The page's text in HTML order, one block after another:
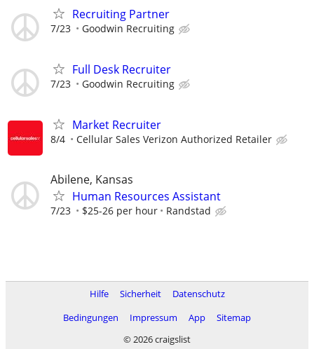
Recruiting Partner
7/23 Goodwin Recruiting
Full Desk Recruiter
7/23 Goodwin Recruiting
Market Recruiter
8/4 Cellular Sales Verizon Authorized Retailer
Abilene, Kansas
Human Resources Assistant
7/23 $25-26 per hour Randstad
Hilfe Sicherheit
Datenschutz
Bedingungen
Impressum App
Sitemap
© 2026 craigslist